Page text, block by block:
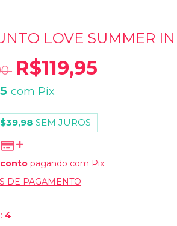
LOVE SUMMER
R$119,95
com Pix
SEM JUROS
pagando com Pix
DE PAGAMENTO
4